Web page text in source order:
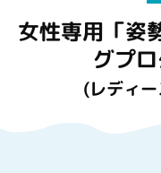
女性専用「姿
グプ
(レディ